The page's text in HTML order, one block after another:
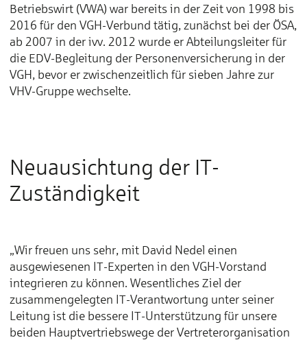
Betriebswirt (VWA) war bereits in der Zeit von 1998 bis
2016 für den VGH-Verbund tätig, zunächst bei der ÖSA,
ab 2007 in der ivv. 2012 wurde er Abteilungsleiter für
die EDV-Begleitung der Personenversicherung in der
VGH, bevor er zwischenzeitlich für sieben Jahre zur
VHV-Gruppe wechselte.
Neuausichtung der IT-
Zuständigkeit
„Wir freuen uns sehr, mit David Nedel einen
ausgewiesenen IT-Experten in den VGH-Vorstand
integrieren zu können. Wesentliches Ziel der
zusammengelegten IT-Verantwortung unter seiner
Leitung ist die bessere IT-Unterstützung für unsere
beiden Hauptvertriebswege der Vertreterorganisation